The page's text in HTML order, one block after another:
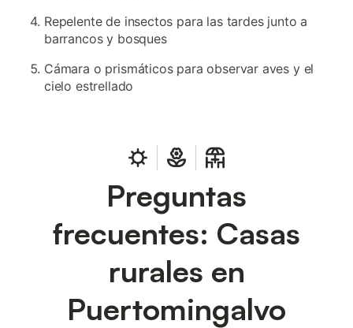
Repelente de insectos para las tardes junto a
barrancos y bosques
Cámara o prismáticos para observar aves y el
cielo estrellado
Preguntas
frecuentes: Casas
rurales en
Puertomingalvo